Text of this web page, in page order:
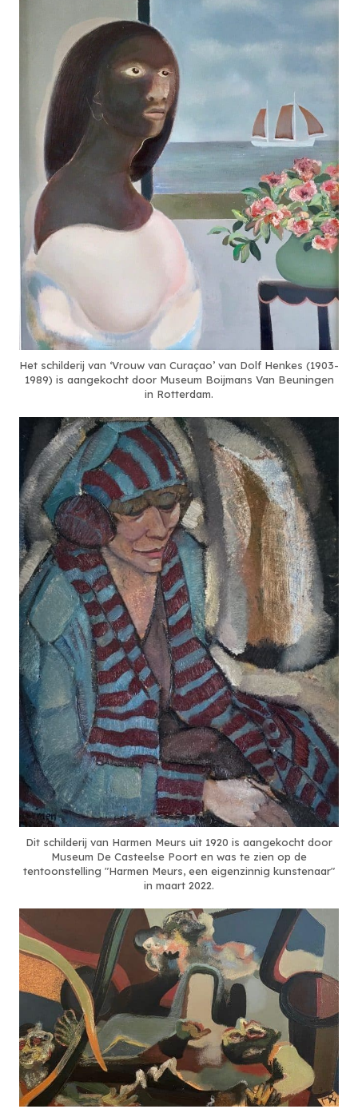
Het schilderij van ‘Vrouw van Curaçao’ van Dolf Henkes (1903-
1989) is aangekocht door Museum Boijmans Van Beuningen
in Rotterdam.
Dit schilderij van Harmen Meurs uit 1920 is aangekocht door
Museum De Casteelse Poort en was te zien op de
tentoonstelling "Harmen Meurs, een eigenzinnig kunstenaar"
in maart 2022.